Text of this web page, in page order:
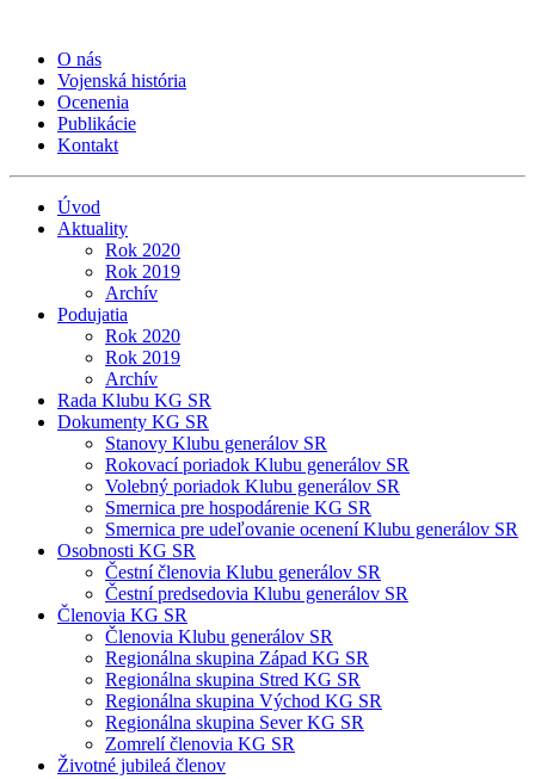
O nás
Vojenská história
Ocenenia
Publikácie
Kontakt
Úvod
Aktuality
Rok 2020
Rok 2019
Archív
Podujatia
Rok 2020
Rok 2019
Archív
Rada Klubu KG SR
Dokumenty KG SR
Stanovy Klubu generálov SR
Rokovací poriadok Klubu generálov SR
Volebný poriadok Klubu generálov SR
Smernica pre hospodárenie KG SR
Smernica pre udeľovanie ocenení Klubu generálov SR
Osobnosti KG SR
Čestní členovia Klubu generálov SR
Čestní predsedovia Klubu generálov SR
Členovia KG SR
Členovia Klubu generálov SR
Regionálna skupina Západ KG SR
Regionálna skupina Stred KG SR
Regionálna skupina Východ KG SR
Regionálna skupina Sever KG SR
Zomrelí členovia KG SR
Životné jubileá členov